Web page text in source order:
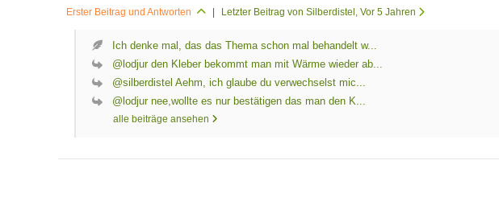
Erster Beitrag und Antworten | Letzter Beitrag von Silberdistel , Vor 5 Jahren
Ich denke mal, das das Thema schon mal behandelt w...
@lodjur den Kleber bekommt man mit Wärme wieder ab...
@silberdistel Aehm, ich glaube du verwechselst mic...
@lodjur nee,wollte es nur bestätigen das man den K...
alle beiträge ansehen